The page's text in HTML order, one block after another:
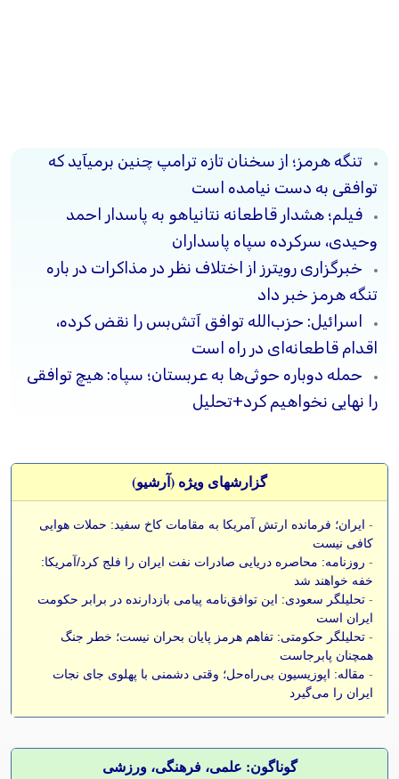
تنگه هرمز؛ از سخنان تازه ترامپ چنین برمیآید که
توافقی به دست نیامده است
فیلم؛ هشدار قاطعانه نتانیاهو به پاسدار احمد
وحیدی، سرکرده سپاه پاسداران
خبرگزاری رویترز از اختلاف نظر در مذاکرات در باره
تنگه هرمز خبر داد
اسرائیل: حزب‌الله توافق آتش‌بس را نقض کرده،
اقدام قاطعانه‌ای در راه است
حمله دوباره حوثی‌ها به عربستان؛ سپاه: هیچ توافقی
را نهایی نخواهیم کرد+تحلیل
گزارشهای ویژه (آرشيو)
- ایران؛ فرمانده ارتش آمریکا به مقامات کاخ سفید: حملات هوایی
کافی نیست
- روزنامه: محاصره دریایی صادرات نفت ایران را فلج کرد/آمریکا:
خفه خواهند شد
- تحلیلگر سعودی: این توافق‌نامه پیامی بازدارنده در برابر حکومت
ایران است
- تحلیلگر حکومتی: تفاهم هرمز پایان بحران نیست؛ خطر جنگ
همچنان پابرجاست
- مقاله: اپوزیسیون بی‌راه‌حل؛ وقتی دشمنی با پهلوی جای نجات
ایران را می‌گیرد
گوناگون: علمی، فرهنگی، ورزشی